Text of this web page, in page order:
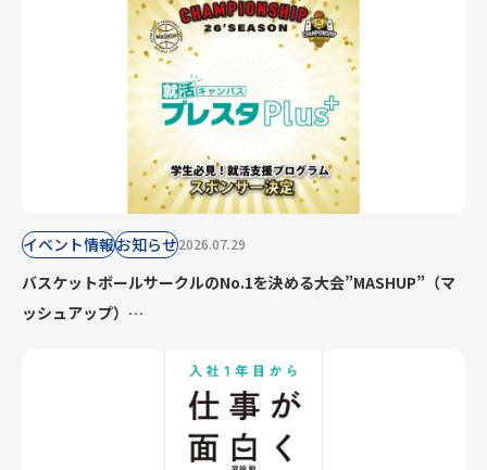
イベント情報お知らせ2026.07.29
バスケットボールサークルのNo.1を決める大会”MASHUP”（マ
ッシュアップ）